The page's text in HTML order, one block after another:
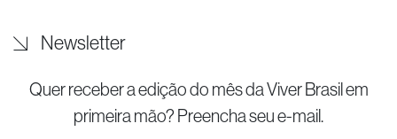
Newsletter
Quer receber a edição do mês da Viver Brasil em
primeira mão? Preencha seu e-mail.